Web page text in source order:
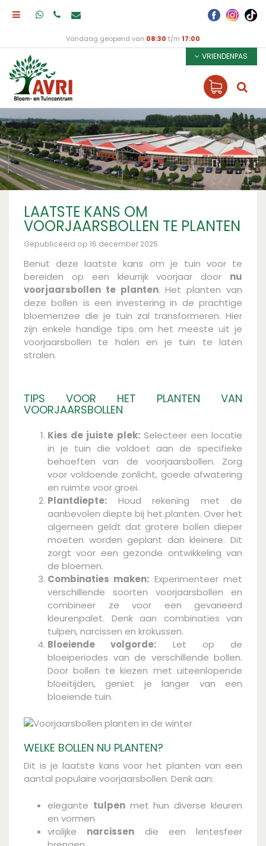
Vandaag geopend van 08:30 t/m 17:00
VRIENDENPAS
LAATSTE KANS OM
VOORJAARSBOLLEN TE PLANTEN
Gepubliceerd op 16 december 2025
Benut deze laatste kans om je tuin voor te
bereiden op een kleurrijk voorjaar door nu
voorjaarsbollen te planten. Het planten van
deze bollen is een investering in de prachtige
bloemenzee die je tuin zal transformeren. Hier
zijn enkele handige tips om het meeste uit je
voorjaarsbollen te halen en je tuin te laten
stralen.
TIPS VOOR HET PLANTEN VAN
VOORJAARSBOLLEN
Kies de juiste plek:Selecteer een locatie
in je tuin die voldoet aan de specifieke
behoeften van de voorjaarsbollen. Zorg
voor voldoende zonlicht, goede afwatering
en ruimte voor groei.
Plantdiepte: Houd rekening met de
aanbevolen diepte bij het planten. Over het
algemeen geldt dat grotere bollen dieper
moeten worden geplant dan kleinere. Dit
zorgt voor een gezonde ontwikkeling van
de bloemen.
Combinaties maken: Experimenteer met
verschillende soorten voorjaarsbollen en
combineer ze voor een gevarieerd
kleurenpalet. Denk aan combinaties van
tulpen, narcissen en krokussen.
Bloeiende volgorde: Let op de
bloeiperiodes van de verschillende bollen.
Door bollen te kiezen met uiteenlopende
bloeitijden, geniet je langer van een
bloeiende tuin.
WELKE BOLLEN NU PLANTEN?
Dit is je laatste kans voor het planten van een
aantal populaire voorjaarsbollen. Denk aan:
elegante tulpenmet hun diverse kleuren
en vormen
vrolijke narcissen die een lentesfeer